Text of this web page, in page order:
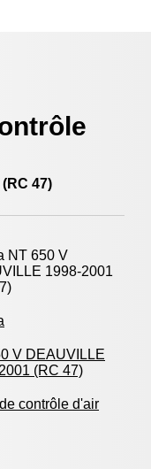
47)
NT 650 V
1998-2001
V DEAUVILLE
(RC 47)
contrôle d'air